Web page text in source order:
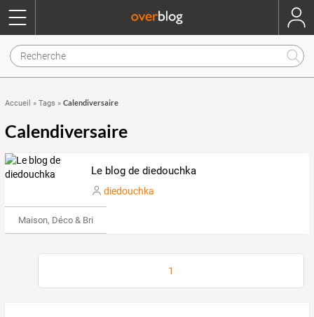
Accueil » Tags » Calendiversaire
Calendiversaire
Le blog de diedouchka
diedouchka
Maison, Déco & Bricolage
1